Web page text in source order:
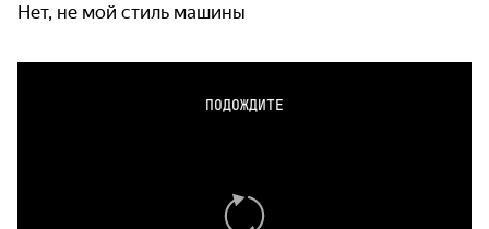
Нет, не мой стиль машины
ПОДОЖДИТЕ